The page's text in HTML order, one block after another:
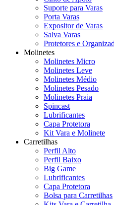
Suporte para Varas
Porta Varas
Expositor de Varas
Salva Varas
Protetores e
Molinetes
Molinetes Micro
Molinetes Leve
Molinetes Médio
Molinetes Pesado
Molinetes Praia
Spincast
Lubrificantes
Capa Protetora
Kit Vara e Molinete
Carretilhas
Perfil Alto
Perfil Baixo
Big Game
Lubrificantes
Capa Protetora
Bolsa para Carretilhas